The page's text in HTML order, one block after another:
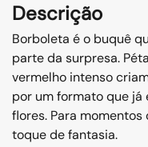
Descrição
Borboleta é o buquê
parte da surpresa.
vermelho intenso
por um formato que já
flores. Para
toque de fantasia.